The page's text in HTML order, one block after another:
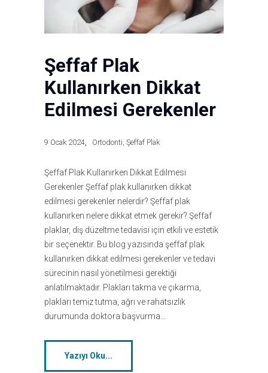
Şeffaf Plak
Kullanırken Dikkat
Edilmesi Gerekenler
9 Ocak 2024 Ortodonti,Şeffaf Plak
Şeffaf Plak Kullanırken Dikkat Edilmesi
Gerekenler Şeffaf plak kullanırken dikkat
edilmesi gerekenler nelerdir? Şeffaf plak
kullanırken nelere dikkat etmek gerekir? Şeffaf
plaklar, diş düzeltme tedavisi için etkili ve estetik
bir seçenektir. Bu blog yazısında şeffaf plak
kullanırken dikkat edilmesi gerekenler ve tedavi
sürecinin nasıl yönetilmesi gerektiği
anlatılmaktadır. Plakları takma ve çıkarma,
plakları temiz tutma, ağrı ve rahatsızlık
durumunda doktora başvurma…
Yazıyı Oku...